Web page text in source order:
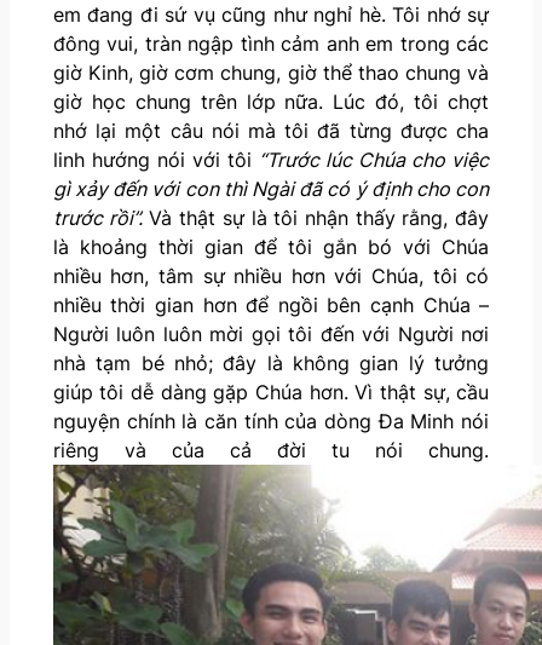
em đang đi sứ vụ cũng như nghỉ hè. Tôi nhớ sự
đông vui, tràn ngập tình cảm anh em trong các
giờ Kinh, giờ cơm chung, giờ thể thao chung và
giờ học chung trên lớp nữa. Lúc đó, tôi chợt
nhớ lại một câu nói mà tôi đã từng được cha
linh hướng nói với tôi “Trước lúc Chúa cho việc
gì xảy đến với con thì Ngài đã có ý định cho con
trước rồi”.Và thật sự là tôi nhận thấy rằng, đây
là khoảng thời gian để tôi gắn bó với Chúa
nhiều hơn, tâm sự nhiều hơn với Chúa, tôi có
nhiều thời gian hơn để ngồi bên cạnh Chúa –
Người luôn luôn mời gọi tôi đến với Người nơi
nhà tạm bé nhỏ; đây là không gian lý tưởng
giúp tôi dễ dàng gặp Chúa hơn. Vì thật sự, cầu
nguyện chính là căn tính của dòng Đa Minh nói
riêng và của cả đời tu nói chung.